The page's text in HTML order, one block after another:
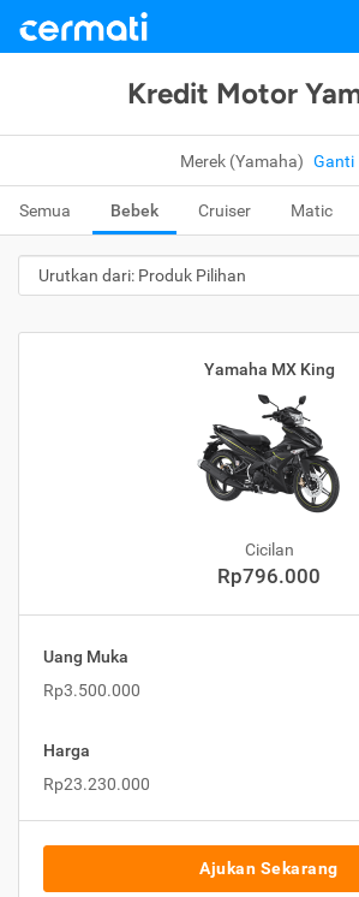
Kredit Motor
Merek (Yamaha) Ganti
Semua Bebek Cruiser Matic
Yamaha MX King
Cicilan
Rp796.000
Uang Muka
Rp3.500.000
Harga
Rp23.230.000
Ajukan Sekarang